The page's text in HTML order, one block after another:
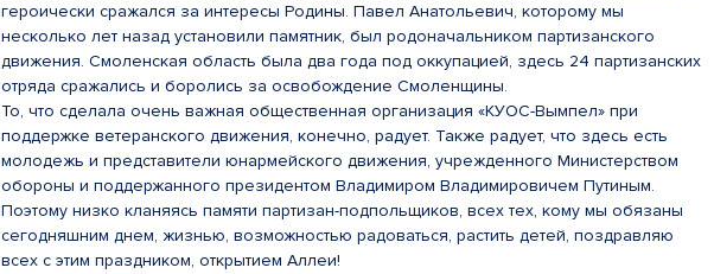
героически сражался за интересы Родины. Павел Анатольевич, которому мы
несколько лет назад установили памятник, был родоначальником партизанского
движения. Смоленская область была два года под оккупацией, здесь 24 партизанских
отряда сражались и боролись за освобождение Смоленщины.
То, что сделала очень важная общественная организация «КУОС-Вымпел» при
поддержке ветеранского движения, конечно, радует. Также радует, что здесь есть
молодежь и представители юнармейского движения, учрежденного Министерством
обороны и поддержанного президентом Владимиром Владимировичем Путиным.
Поэтому низко кланяясь памяти партизан-подпольщиков, всех тех, кому мы обязаны
сегодняшним днем, жизнью, возможностью радоваться, растить детей, поздравляю
всех с этим праздником, открытием Аллеи!